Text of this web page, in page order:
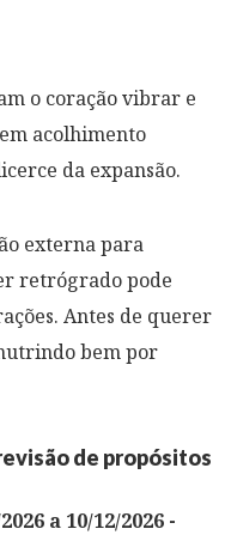
o coração vibrar e
acolhimento
da expansão.
externa para
retrógrado pode
Antes de querer
bem por
de propósitos
a 10/12/2026 -